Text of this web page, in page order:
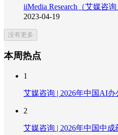
iiMedia Research（艾媒咨
2023-04-19
没有更多
本周热点
1
艾媒咨询 | 2026年中国AI
2
艾媒咨询 | 2026年中国中成